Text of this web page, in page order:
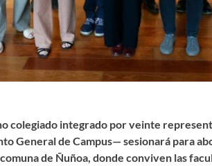
colegiado integrado por veinte
General de Campus— sesionará para
de Ñuñoa, donde conviven las